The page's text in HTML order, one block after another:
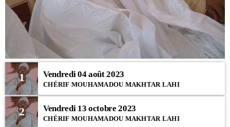
1 Vendredi 04 août 2023
CHÉRIF MOUHAMADOU MAKHTAR LAHI
2 Vendredi 13 octobre 2023
CHÉRIF MOUHAMADOU MAKHTAR LAHI